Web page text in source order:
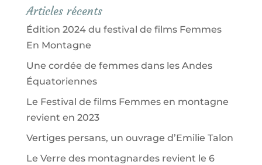
Articles récents
Édition 2024 du festival de films Femmes
En Montagne
Une cordée de femmes dans les Andes
Équatoriennes
Le Festival de films Femmes en montagne
revient en 2023
Vertiges persans, un ouvrage d’Emilie Talon
Le Verre des montagnardes revient le 6